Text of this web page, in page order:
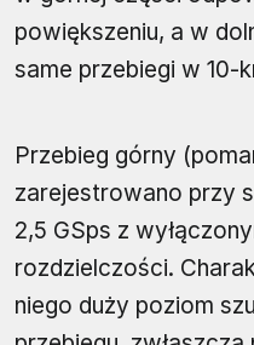
powiększeniu, a w
same przebiegi w 10-
Przebieg górny
zarejestrowano przy
2,5 GSps z
rozdzielczości.
niego duży poziom